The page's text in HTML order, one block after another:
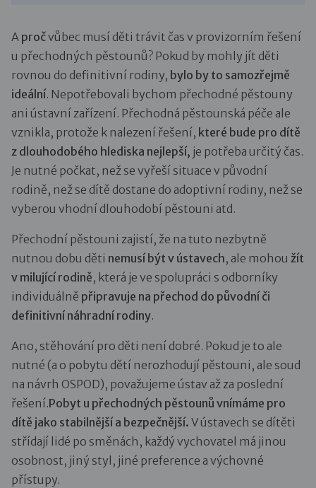
A pročvůbec musí děti trávit čas v provizorním řešení
u přechodných pěstounů? Pokud by mohly jít děti
rovnou do definitivní rodiny, bylo by to samozřejmě
ideální. Nepotřebovali bychom přechodné pěstouny
ani ústavní zařízení. Přechodná pěstounská péče ale
vznikla, protože k nalezení řešení, které bude pro dítě
z dlouhodobého hlediska nejlepší, je potřeba určitý čas.
Je nutné počkat, než se vyřeší situace v původní
rodině, než se dítě dostane do adoptivní rodiny, než se
vyberou vhodní dlouhodobí pěstouni atd.
Přechodní pěstouni zajistí, že na tuto nezbytně
nutnou dobu děti nemusí být v ústavech, ale mohou žít
v milující rodině, která je ve spolupráci s odborníky
individuálně připravuje na přechod do původní či
definitivní náhradní rodiny.
Ano, stěhování pro děti není dobré. Pokud je to ale
nutné (a o pobytu dětí nerozhodují pěstouni, ale soud
na návrh OSPOD), považujeme ústav až za poslední
řešení.Pobyt u přechodných pěstounů vnímáme pro
dítě jako stabilnější a bezpečnější. V ústavech se dítěti
střídají lidé po směnách, každý vychovatel má jinou
osobnost, jiný styl, jiné preference a výchovné
přístupy.